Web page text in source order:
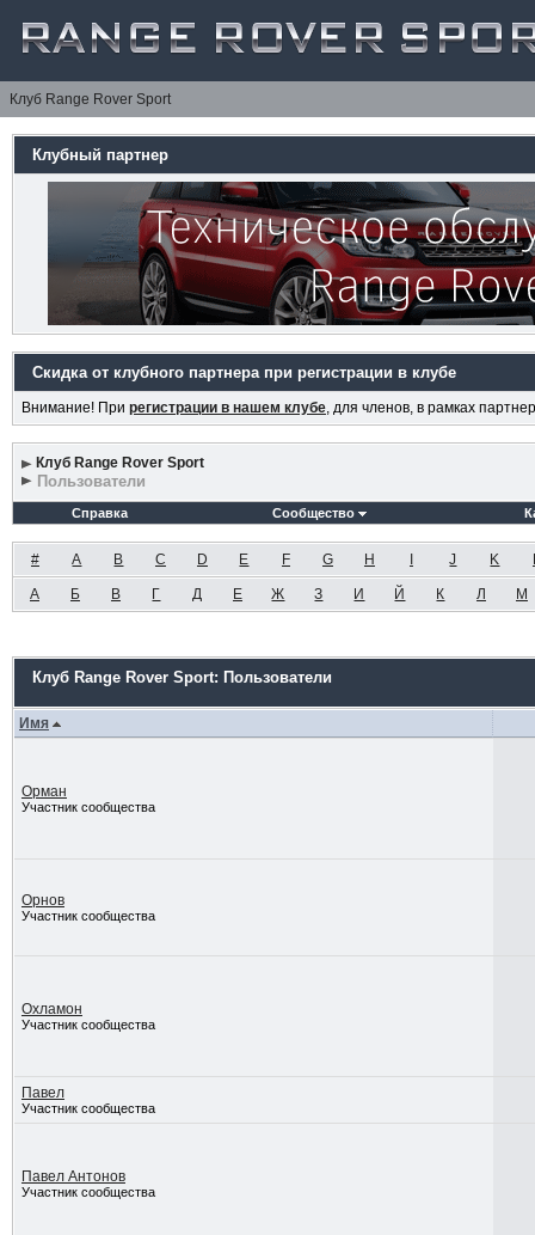
Клуб Range Rover Sport
Клубный партнер
Скидка от клубного партнера при регистрации в клубе
Внимание! При регистрации в нашем клубе, для членов, в рамках
Клуб Range Rover Sport
Пользователи
Справка Сообщество
# A B C D E F G H J K
А Б В Г Д Е Ж З И Й К Л М
Клуб Range Rover Sport: Пользователи
Имя
Орман
Участник сообщества
Орнов
Участник сообщества
Охламон
Участник сообщества
Павел
Участник сообщества
Павел Антонов
Участник сообщества